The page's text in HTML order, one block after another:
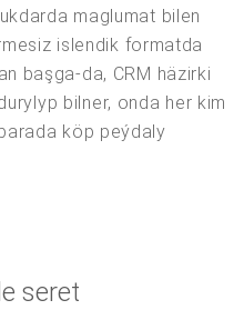
maglumat bilen
islendik formatda
başga-da, CRM häzirki
bilner, onda her kim
köp peýdaly
seret